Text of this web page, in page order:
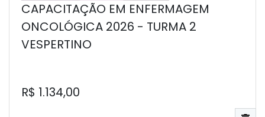
CAPACITAÇÃO EM ENFERMAGEM
ONCOLÓGICA 2026 - TURMA 2
VESPERTINO
R$ 1.134,00